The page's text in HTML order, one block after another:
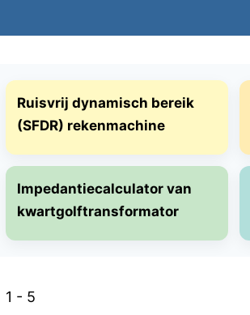
Ruisvrij dynamisch bereik
(SFDR) rekenmachine
Impedantiecalculator van
kwartgolftransformator
1 - 5